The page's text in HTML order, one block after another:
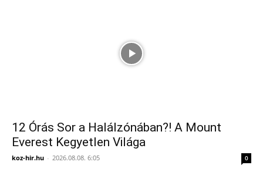
12 Órás Sor a Halálzónában?! A Mount
Everest Kegyetlen Világa
koz-hir.hu - 2026.08.08. 6:05 0